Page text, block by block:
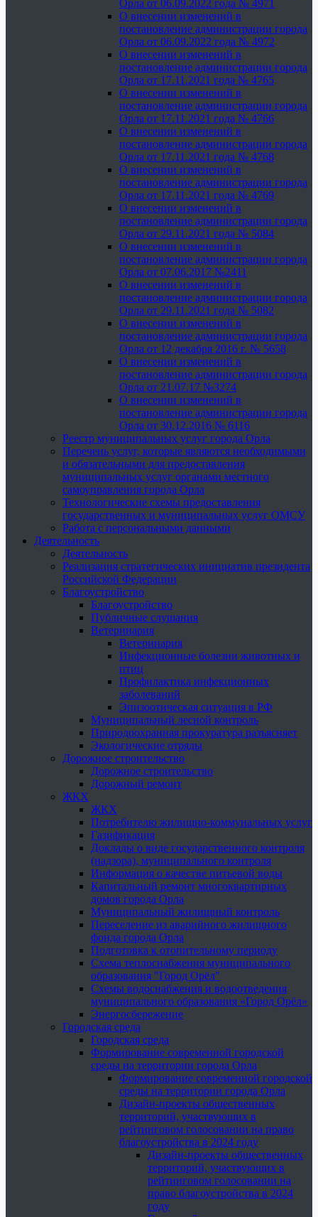
Орла от 06.09.2022 года № 4971
О внесении изменений в
постановление администрации города
Орла от 06.09.2022 года № 4972
О внесении изменений в
постановление администрации города
Орла от 17.11.2021 года № 4765
О внесении изменений в
постановление администрации города
Орла от 17.11.2021 года № 4766
О внесении изменений в
постановление администрации города
Орла от 17.11.2021 года № 4768
О внесении изменений в
постановление администрации города
Орла от 17.11.2021 года № 4769
О внесении изменений в
постановление администрации города
Орла от 29.11.2021 года № 5084
О внесении изменений в
постановление администрации города
Орла от 07.06.2017 №2411
О внесении изменений в
постановление администрации города
Орла от 29.11.2021 года № 5082
О внесении изменений в
постановление администрации города
Орла от 12 декабря 2016 г. № 5658
О внесении изменений в
постановление администрации города
Орла от 21.07.17 №3274
О внесении изменений в
постановление администрации города
Орла от 30.12.2016 № 6116
Реестр муниципальных услуг города Орла
Перечень услуг, которые являются необходимыми
и обязательными для предоставления
муниципальных услуг органами местного
самоуправления города Орла
Технологические схемы предоставления
государственных и муниципальных услуг ОМСУ
Работа с персональными данными
Деятельность
Деятельность
Реализация стратегических инициатив президента
Российской Федерации
Благоустройство
Благоустройство
Публичные слушания
Ветеринария
Ветеринария
Инфекционные болезни животных и
птиц
Профилактика инфекционных
заболеваний
Эпизоотическая ситуация в РФ
Муниципальный лесной контроль
Природоохранная прокуратура разъясняет
Экологические отряды
Дорожное строительство
Дорожное строительство
Дорожный ремонт
ЖКХ
ЖКХ
Потребителю жилищно-коммунальных услуг
Газификация
Доклады о виде государственного контроля
(надзора), муниципального контроля
Информация о качестве питьевой воды
Капитальный ремонт многоквартирных
домов города Орла
Муниципальный жилищный контроль
Переселение из аварийного жилищного
фонда города Орла
Подготовка к отопительному периоду
Схема теплоснабжения муниципального
образования "Город Орёл"
Схемы водоснабжения и водоотведения
муниципального образования «Город Орёл»
Энергосбережение
Городская среда
Городская среда
Формирование современной городской
среды на территории города Орла
Формирование современной городской
среды на территории города Орла
Дизайн-проекты общественных
территорий, участвующих в
рейтинговом голосовании на право
благоустройства в 2024 году
Дизайн-проекты общественных
территорий, участвующих в
рейтинговом голосовании на
право благоустройства в 2024
году